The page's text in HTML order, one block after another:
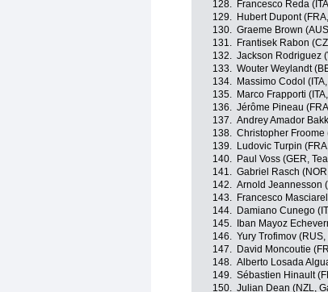
128.
Francesco Reda
129.
Hubert Dupont
130. Graeme Brown
131.
Frantisek Rabon
132. Jackson Rodriguez
133. Wouter Weylandt
134.
Massimo Codol
135.
Marco Frapporti
136. Jérôme Pineau
137. Andrey Amador
138. Christopher Froome
139.
Ludovic Turpin
140.
Paul Voss (GER,
141. Gabriel Rasch
142. Arnold Jeannesson
143.
Francesco
144.
Damiano Cunego
145.
Iban Mayoz
146. Yury Trofimov
147.
David Moncoutie
148. Alberto Losada
149. Sébastien Hinault
150. Julian Dean (NZL,